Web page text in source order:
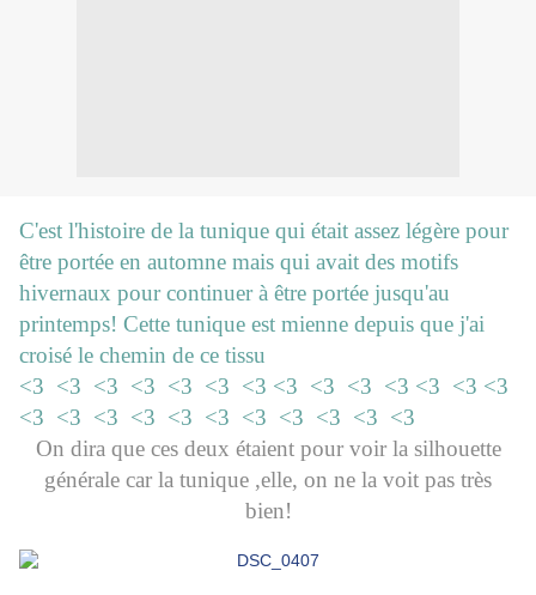
C'est l'histoire de la tunique qui était assez légère pour
être portée en automne mais qui avait des motifs
hivernaux pour continuer à être portée jusqu'au
printemps! Cette tunique est mienne depuis que j'ai
croisé le chemin de ce tissu
<3 <3 <3 <3 <3 <3 <3 <3 <3 <3 <3 <3 <3 <3
<3 <3 <3 <3 <3 <3 <3 <3 <3 <3 <3
On dira que ces deux étaient pour voir la silhouette
générale car la tunique ,elle, on ne la voit pas très
bien!